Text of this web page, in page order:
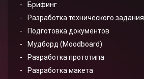
Брифинг
Разработка технического задания
Подготовка документов
Мудборд (Moodboard)
Разработка прототипа
Разработка макета